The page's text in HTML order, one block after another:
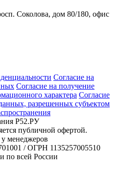
Соколова, дом 80/180, офис
Согласие на
Согласие на получение
характера Согласие
разрешенных субъектом
Р52.РУ
публичной офертой.
менеджеров
/ ОГРН 1135257005510
по всей России